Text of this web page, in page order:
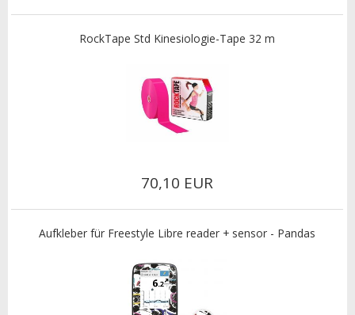
RockTape Std Kinesiologie-Tape 32 m
70,10 EUR
Aufkleber für Freestyle Libre reader + sensor - Pandas